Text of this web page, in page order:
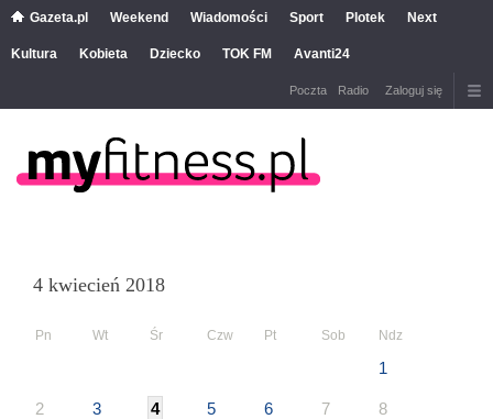
Gazeta.pl Weekend Wiadomości Sport Plotek Next
Kultura Kobieta Dziecko TOK FM Avanti24
Poczta Radio Zaloguj się
4 kwiecień 2018
Pn Wt Śr Czw Pt Sob Ndz
1
2 3 4 5 6 7 8